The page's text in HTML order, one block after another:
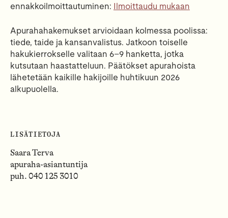
ennakkoilmoittautuminen: Ilmoittaudu mukaan
Apurahahakemukset arvioidaan kolmessa poolissa:
tiede, taide ja kansanvalistus. Jatkoon toiselle
hakukierrokselle valitaan 6–9 hanketta, jotka
kutsutaan haastatteluun. Päätökset apurahoista
lähetetään kaikille hakijoille huhtikuun 2026
alkupuolella.
LISÄTIETOJA
Saara Terva
apuraha-asiantuntija
puh. 040 125 3010